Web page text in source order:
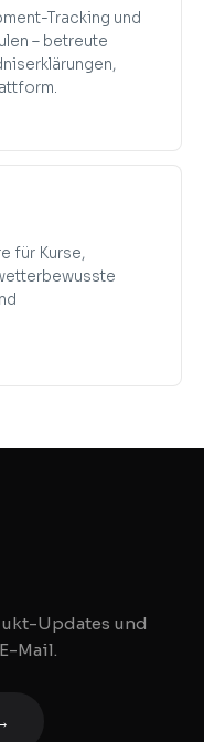
Tracking und
– betreute
für Kurse,
Updates und
Mail.